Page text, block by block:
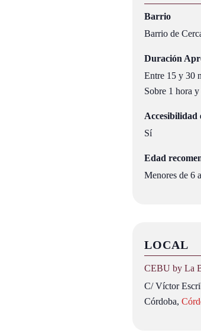
Barrio
Barrio de
Duración
Entre 15 y 30
Sobre 1 hora
Accesibilidad
Sí
Edad
Menores de 6
LOCAL
CEBU by La
C/ Víctor
Córdoba,